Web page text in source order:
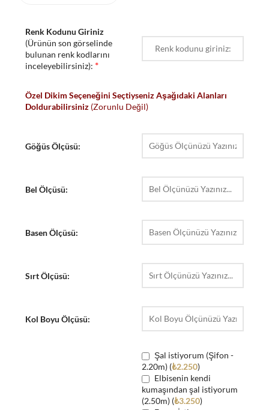
Renk Kodunu Giriniz
(Ürünün son görselinde
bulunan renk kodlarını
inceleyebilirsiniz): *
Özel Dikim Seçeneğini Seçtiyseniz Aşağıdaki Alanları
Doldurabilirsiniz (Zorunlu Değil)
Göğüs Ölçüsü:
Bel Ölçüsü:
Basen Ölçüsü:
Sırt Ölçüsü:
Kol Boyu Ölçüsü:
Şal istiyorum (Şifon -
2.20m) (₺2.250)
Elbisenin kendi
kumaşından şal istiyorum
(2.50m) (₺3.250)